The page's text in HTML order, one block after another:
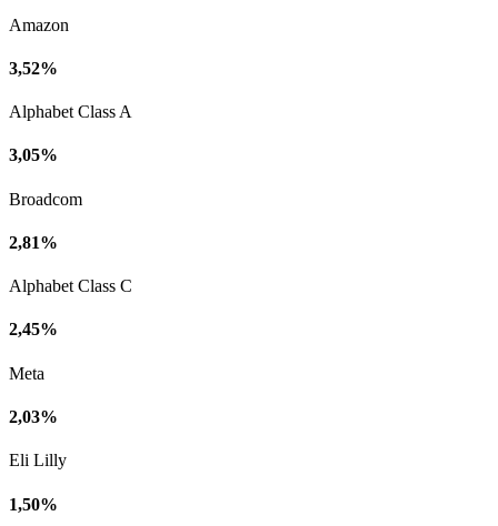
Amazon
3,52%
Alphabet Class A
3,05%
Broadcom
2,81%
Alphabet Class C
2,45%
Meta
2,03%
Eli Lilly
1,50%